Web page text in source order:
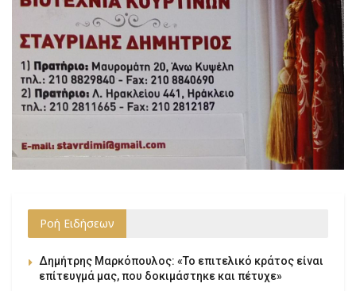
Ροή Ειδήσεων
Δημήτρης Μαρκόπουλος: «Το επιτελικό κράτος είναι
επίτευγμά μας, που δοκιμάστηκε και πέτυχε»